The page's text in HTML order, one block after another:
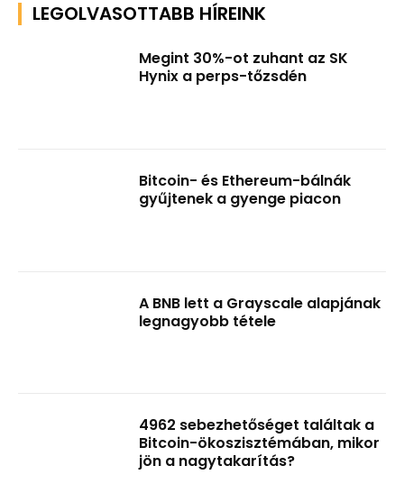
LEGOLVASOTTABB HÍREINK
Megint 30%-ot zuhant az SK
Hynix a perps-tőzsdén
Bitcoin- és Ethereum-bálnák
gyűjtenek a gyenge piacon
A BNB lett a Grayscale alapjának
legnagyobb tétele
4962 sebezhetőséget találtak a
Bitcoin-ökoszisztémában, mikor
jön a nagytakarítás?